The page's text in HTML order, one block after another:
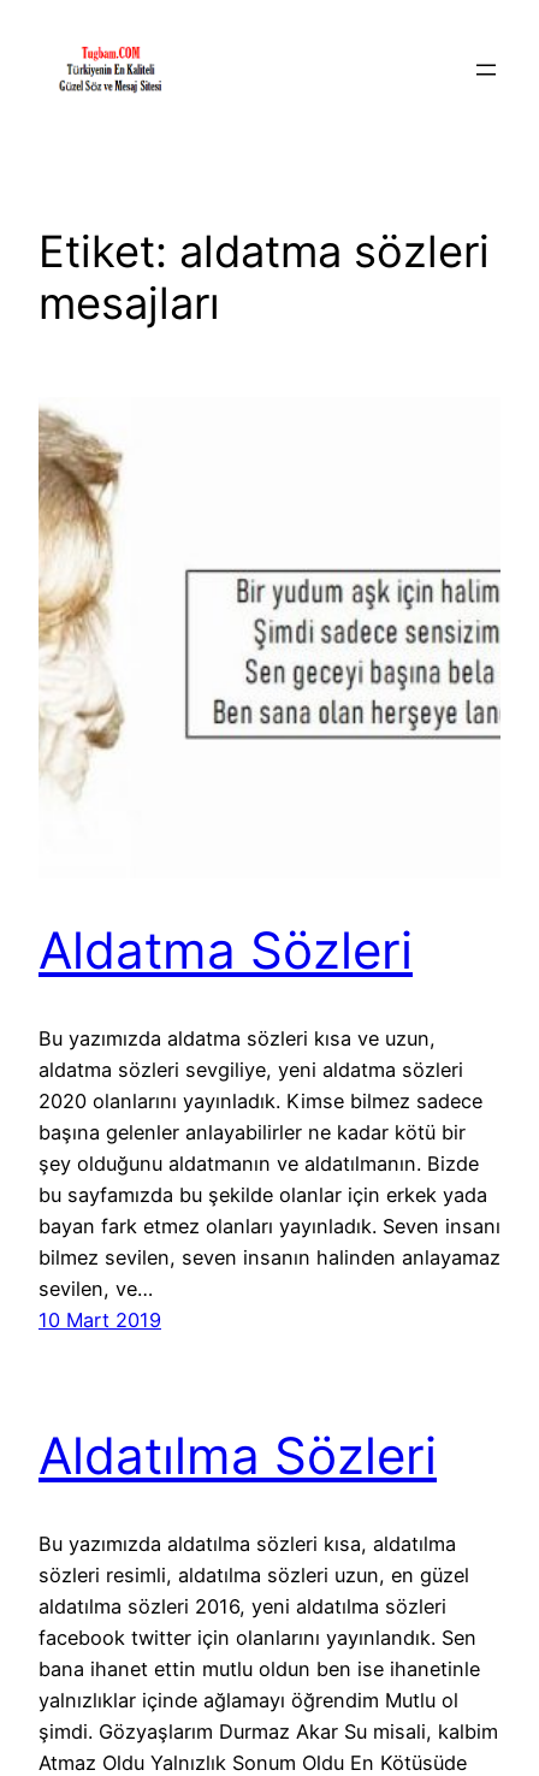
Etiket: aldatma sözleri
mesajları
Aldatma Sözleri
Bu yazımızda aldatma sözleri kısa ve uzun,
aldatma sözleri sevgiliye, yeni aldatma sözleri
2020 olanlarını yayınladık. Kimse bilmez sadece
başına gelenler anlayabilirler ne kadar kötü bir
şey olduğunu aldatmanın ve aldatılmanın. Bizde
bu sayfamızda bu şekilde olanlar için erkek yada
bayan fark etmez olanları yayınladık. Seven insanı
bilmez sevilen, seven insanın halinden anlayamaz
sevilen, ve…
10 Mart 2019
Aldatılma Sözleri
Bu yazımızda aldatılma sözleri kısa, aldatılma
sözleri resimli, aldatılma sözleri uzun, en güzel
aldatılma sözleri 2016, yeni aldatılma sözleri
facebook twitter için olanlarını yayınlandık. Sen
bana ihanet ettin mutlu oldun ben ise ihanetinle
yalnızlıklar içinde ağlamayı öğrendim Mutlu ol
şimdi. Gözyaşlarım Durmaz Akar Su misali, kalbim
Atmaz Oldu Yalnızlık Sonum Oldu En Kötüsüde